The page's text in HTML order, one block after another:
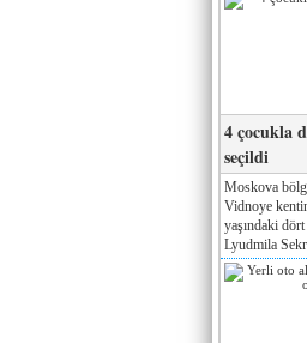
4 çocukla
seçildi
Moskova
Vidnoye
yaşındaki
Lyudmila